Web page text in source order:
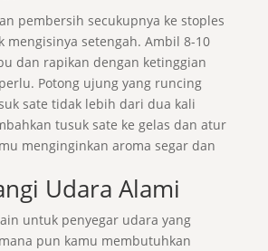
pembersih secukupnya ke stoples
mengisinya setengah. Ambil 8-10
dan rapikan dengan ketinggian
Potong ujung yang runcing
sate tidak lebih dari dua kali
tusuk sate ke gelas dan atur
menginginkan aroma segar dan
Udara Alami
untuk penyegar udara yang
pun kamu membutuhkan